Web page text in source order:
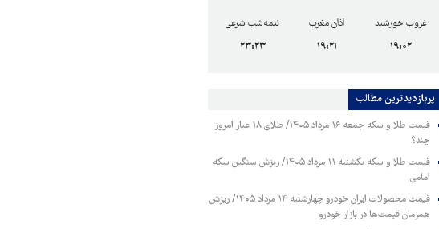
غروب خورشید
۱۹:۰۲
اذان مغرب
۱۹:۲۱
نیمه‌شب شرعی
۲۳:۲۳
پربازدیدترین‌ مطالب
قیمت طلا و سکه جمعه ۱۶ مرداد ۱۴۰۵/ طلای ۱۸ عیار امروز
چند؟
قیمت طلا و سکه یکشنبه ۱۱ مرداد ۱۴۰۵/ ریزش سنگین سکه
امامی
قیمت محصولات ایران خودرو چهارشنبه ۱۴ مرداد ۱۴۰۵/ ریزش
همزمان قیمت‌ها در بازار خودرو